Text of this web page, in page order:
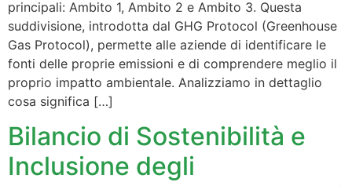
principali: Ambito 1, Ambito 2 e Ambito 3. Questa
suddivisione, introdotta dal GHG Protocol (Greenhouse
Gas Protocol), permette alle aziende di identificare le
fonti delle proprie emissioni e di comprendere meglio il
proprio impatto ambientale. Analizziamo in dettaglio
cosa significa […]
Bilancio di Sostenibilità e
Inclusione degli